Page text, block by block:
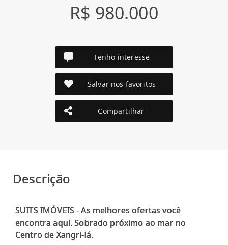
R$ 980.000
Tenho interesse
Salvar nos favoritos
Compartilhar
Descrição
SUITS IMÓVEIS - As melhores ofertas você
encontra aqui. Sobrado próximo ao mar no
Centro de Xangri-lá.